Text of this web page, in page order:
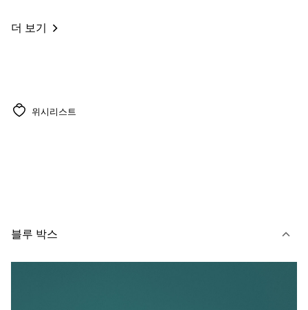
더 보기
위시리스트
블루 박스